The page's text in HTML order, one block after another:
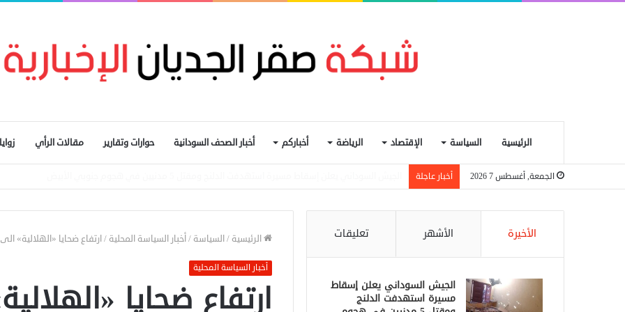
الرئيسية السياسة الإقتصاد الرياضة أخباركم أخبار الصحف السودانية حوارات وتقارير مقالات الرأي
الجمعة, أغسطس 7 2026 أخبار عاجلة
الرئيسية /السياسة /أخبار السياسة المحلية /ارتفاع ضحايا «الهلالية» الى 527 وتشريد مايزيد على مليون نسمة من شرق الجزيرة
أخبار السياسة المحلية
الأخيرة الأشهر تعليقات
الجيش السوداني يعلن إسقاط
مسيرة استهدفت الدلنج